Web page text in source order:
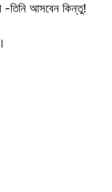
-তিনি আসবেন কিন্তু!